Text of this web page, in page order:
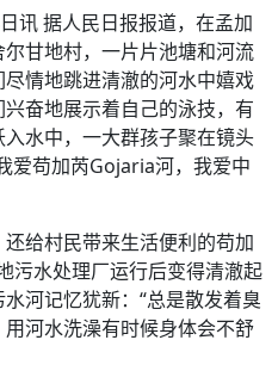
讯 据人民日报报道，在孟加
甘地村，一片片池塘和河流
情地跳进清澈的河水中嬉戏
奋地展示着自己的泳技，有
水中，一大群孩子聚在镜头
爱苟加芮Gojaria河，我爱中
给村民带来生活便利的苟加
污水处理厂运行后变得清澈起
河记忆犹新：“总是散发着臭
河水洗澡有时候身体会不舒